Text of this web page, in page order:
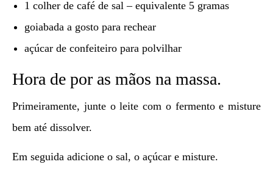
1 colher de café de sal – equivalente 5 gramas
goiabada a gosto para rechear
açúcar de confeiteiro para polvilhar
Hora de por as mãos na massa.
Primeiramente, junte o leite com o fermento e misture
bem até dissolver.
Em seguida adicione o sal, o açúcar e misture.